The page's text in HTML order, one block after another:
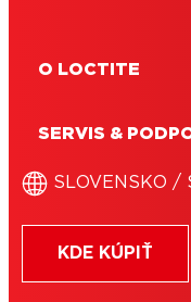
LOCTITE
LOCTITE
lepenie ťažko
O LOCTITE
SERVIS &
SLOVENSKO /
KDE KÚPIŤ